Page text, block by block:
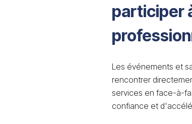
participer
Les événements et
rencontrer
services en face-à-
confiance et